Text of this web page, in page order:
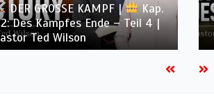
DER GROSSE KAMPF |
Kap.
Des Kampfes Ende – Teil 4 |
Ted Wilson